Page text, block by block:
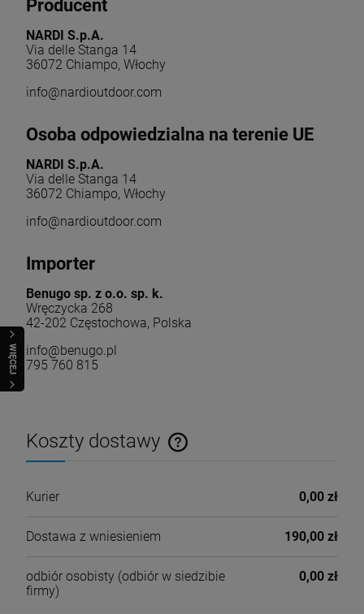
WIĘCEJ
Producent
NARDI S.p.A.
Via delle Stanga 14
36072 Chiampo, Włochy
info@nardioutdoor.com
Osoba odpowiedzialna na terenie UE
NARDI S.p.A.
Via delle Stanga 14
36072 Chiampo, Włochy
info@nardioutdoor.com
Importer
Benugo sp. z o.o. sp. k.
Wręczycka 268
42-202 Częstochowa, Polska
info@benugo.pl
795 760 815
Koszty dostawy
Cena nie zawiera ewentualnych kosztów płatności
Kurier 0,00 zł
Dostawa z wniesieniem 190,00 zł
odbiór osobisty (odbiór w siedzibie
firmy)
0,00 zł